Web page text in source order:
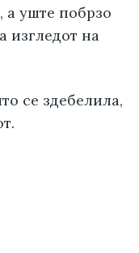
а уште побрзо
изгледот на
се здебелила,